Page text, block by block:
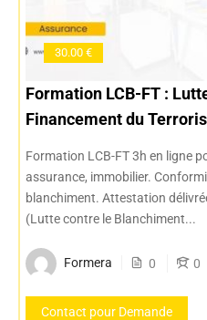
30.00 €
Formation LCB-FT :
Financement du
Formation LCB-FT 3h en ligne
assurance, immobilier.
blanchiment. Attestation
(Lutte contre le Blanchiment...
Formera 0 0
Contact pour Demande